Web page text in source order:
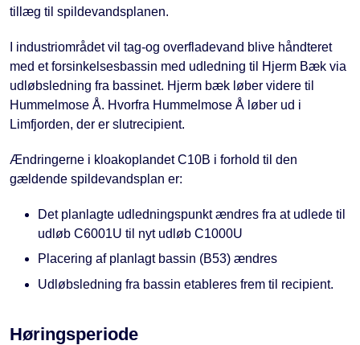
tillæg til spildevandsplanen.
I industriområdet vil tag-og overfladevand blive håndteret
med et forsinkelsesbassin med udledning til Hjerm Bæk via
udløbsledning fra bassinet. Hjerm bæk løber videre til
Hummelmose Å. Hvorfra Hummelmose Å løber ud i
Limfjorden, der er slutrecipient.
Ændringerne i kloakoplandet C10B i forhold til den
gældende spildevandsplan er:
Det planlagte udledningspunkt ændres fra at udlede til
udløb C6001U til nyt udløb C1000U
Placering af planlagt bassin (B53) ændres
Udløbsledning fra bassin etableres frem til recipient.
Høringsperiode